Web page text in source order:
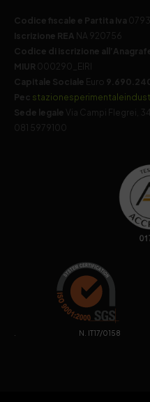
Codice fiscale e Partita Iva
Iscrizione REA NA 920756
Codice di iscrizione
MIUR 000290_EIRI
Capitale Sociale Euro
Pec
Sede legale
Via Campi Flegrei,
081 5979100
. N. IT17/0158